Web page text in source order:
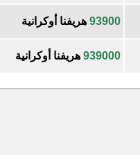
93900 هريفنا أوكرانية
939000 هريفنا أوكرانية